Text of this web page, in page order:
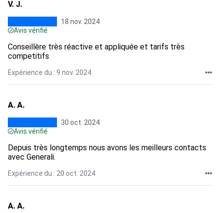
V. J.
18 nov. 2024
Avis vérifié
Conseillère très réactive et appliquée et tarifs très
competitifs
Expérience du : 9 nov. 2024
A. A.
30 oct. 2024
Avis vérifié
Depuis très longtemps nous avons les meilleurs contacts
avec Generali.
Expérience du : 20 oct. 2024
A. A.